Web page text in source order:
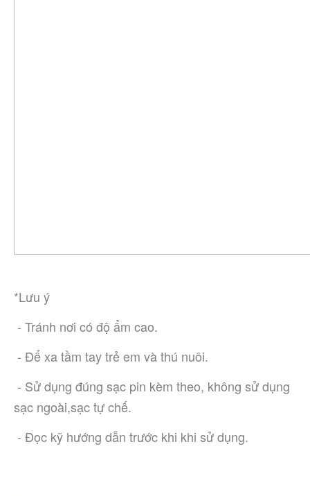
*Lưu ý
- Tránh nơi có độ ẩm cao.
- Để xa tầm tay trẻ em và thú nuôi.
sạc ngoài,sạc tự chế.
- Đọc kỹ hướng dẫn trước khi khi sử dụng.